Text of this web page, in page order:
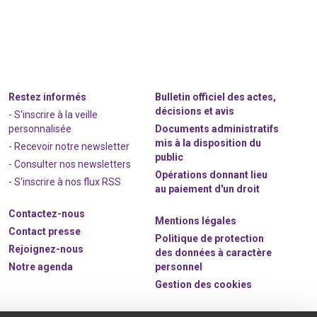
Restez informés
- S'inscrire à la veille
personnalisée
- Recevoir notre newsletter
- Consulter nos newsletters
-S'inscrire à nos flux RSS
Contactez-nous
Contact presse
Rejoignez-nous
Notre agenda
Bulletin officiel des actes,
décisions et avis
Documents administratifs
mis à la disposition du
public
Opérations donnant lieu
au paiement d'un droit
Mentions légales
Politique de protection
des données à caractère
personnel
Gestion des cookies